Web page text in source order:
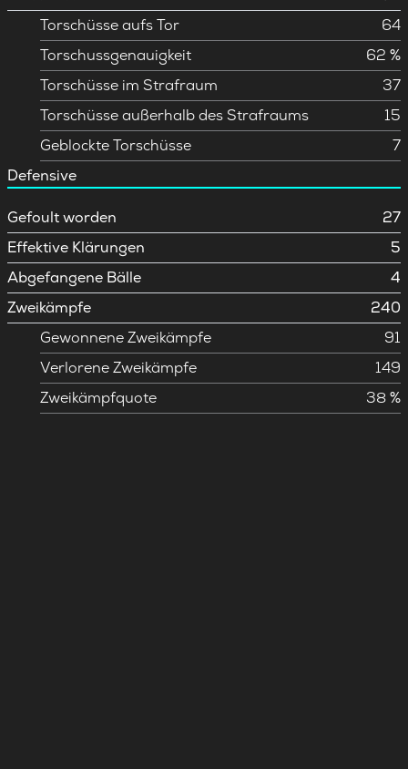
Torschüsse aufs Tor
64
Torschussgenauigkeit
62 %
Torschüsse im Strafraum
37
Torschüsse außerhalb des Strafraums
15
Geblockte Torschüsse
7
Defensive
Gefoult worden
27
Effektive Klärungen
5
Abgefangene Bälle
4
Zweikämpfe
240
Gewonnene Zweikämpfe
91
Verlorene Zweikämpfe
149
Zweikämpfquote
38 %